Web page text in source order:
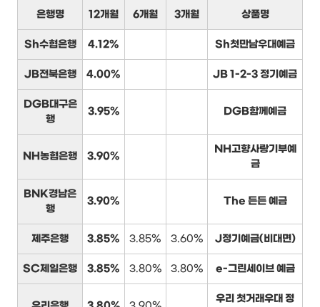
은행명 12개월 6개월 3개월 상품명
Sh수협은행 4.12% Sh첫만남우대예금
JB전북은행 4.00% JB 1-2-3 정기예금
DGB대구은
행
3.95% DGB함께예금
NH농협은행 3.90%
NH고향사랑기부예
금
BNK경남은
행
3.90% The 든든 예금
제주은행 3.85% 3.85% 3.60% J정기예금(비대면)
SC제일은행 3.85% 3.80% 3.80% e-그린세이브 예금
우리 첫거래우대 정